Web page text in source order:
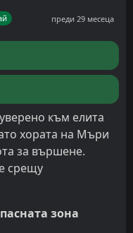
преди 29 месеца
към елита
хората на Мъри
за вършене.
срещу
зона